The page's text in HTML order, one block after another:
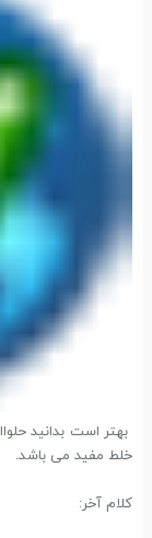
بهتر است بدانید
خلط مفید می باشد.
کلام آخر: